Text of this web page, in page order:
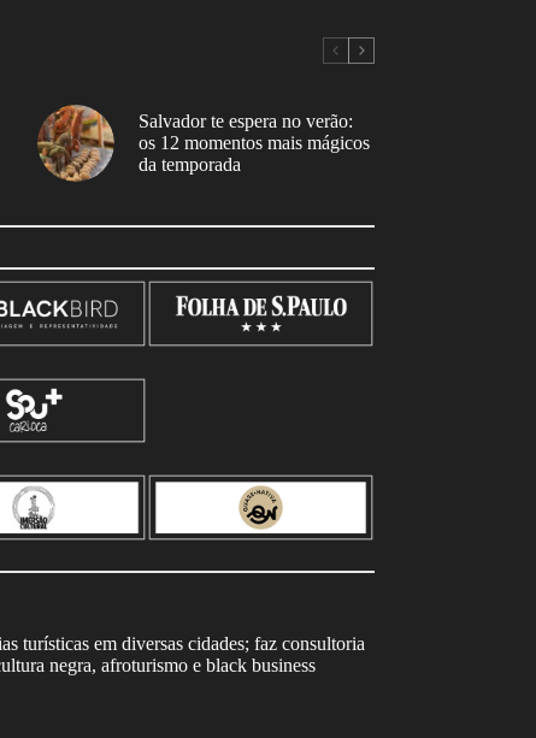
Salvador te espera no verão:
os 12 momentos mais mágicos
da temporada
turísticas em diversas cidades; faz consultoria
negra, afroturismo e black business